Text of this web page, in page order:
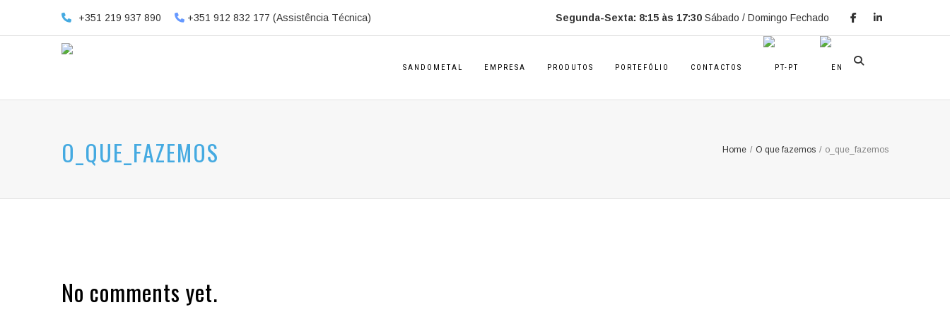
+351 219 937 890 +351 912 832 177 (Assistência Técnica) Segunda-Sexta: 8:15 às 17:30 Sábado / Domingo Fechado
SANDOMETAL EMPRESA PRODUTOS PORTEFÓLIO CONTACTOS
O_QUE_FAZEMOS Home / O que fazemos / o_que_fazemos
No comments yet.